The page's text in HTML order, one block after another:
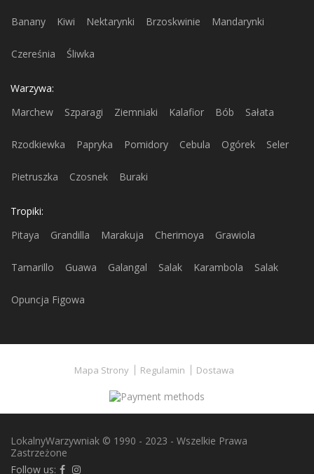
Banany Kiwi Nektarynki Brzoskwinie Mandarynki
Czereśnia Śliwka
Warzywa:
Marchew
Szparagi Ziemniaki Kalafior Bób Sałata
Rzodkiewka Papryka Pomidory Cebula Ogórek Seler
Pietruszka Czosnek Buraki
Tropiki:
Pitaya
Grandilla Marakuja Cherimoya Grawiola
Tamarillo Guawa Galangal Salak Karambola Salak
Opuncja Figowa
Mapa Strony Regulamin Dostawa
LokalnyWarzywniak © 1990 - 2023 - Wszelkie Prawa
Zastrzeżone
Follow us: